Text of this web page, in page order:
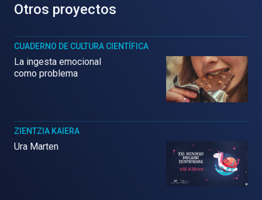
Otros proyectos
CUADERNO DE CULTURA CIENTÍFICA
La ingesta emocional
como problema
ZIENTZIA KAIERA
Ura Marten